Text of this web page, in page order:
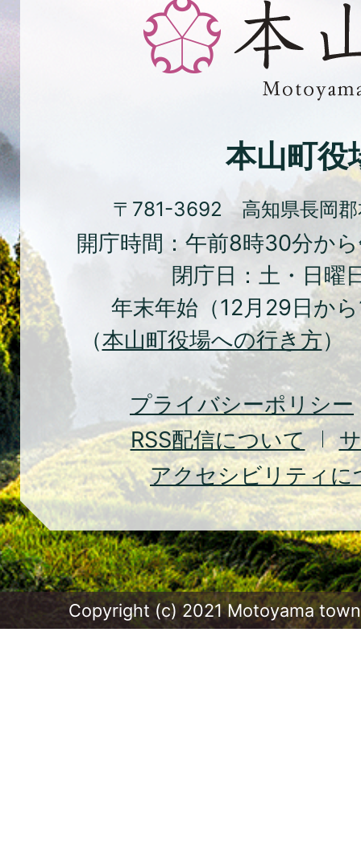
緑、
花
と
化
の
ま
ち
本
山
町
Town
本山町役
〒781-3692 高知県長岡郡
開庁時間：午前8時30分か
閉庁日：土・日曜
年末年始（12月29日か
（本山町役場への行き方）
プライバシーポリシー
RSS配信について
アクセシビリティに
Copyright (c) 2021 Motoyama